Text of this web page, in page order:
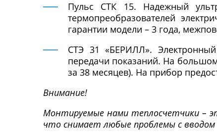
Пульс СТК 15. Надежный
термопреобразователей
гарантии модели – 3 года,
СТЭ 31 «БЕРИЛЛ».
передачи показаний. На
за 38 месяцев). На прибор
Внимание!
Монтируемые нами теплосчетчики –
что снимает любые проблемы с вводом